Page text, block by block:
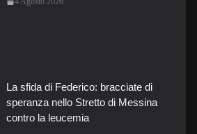
La sfida di Federico: bracciate di
speranza nello Stretto di Messina
contro la leucemia